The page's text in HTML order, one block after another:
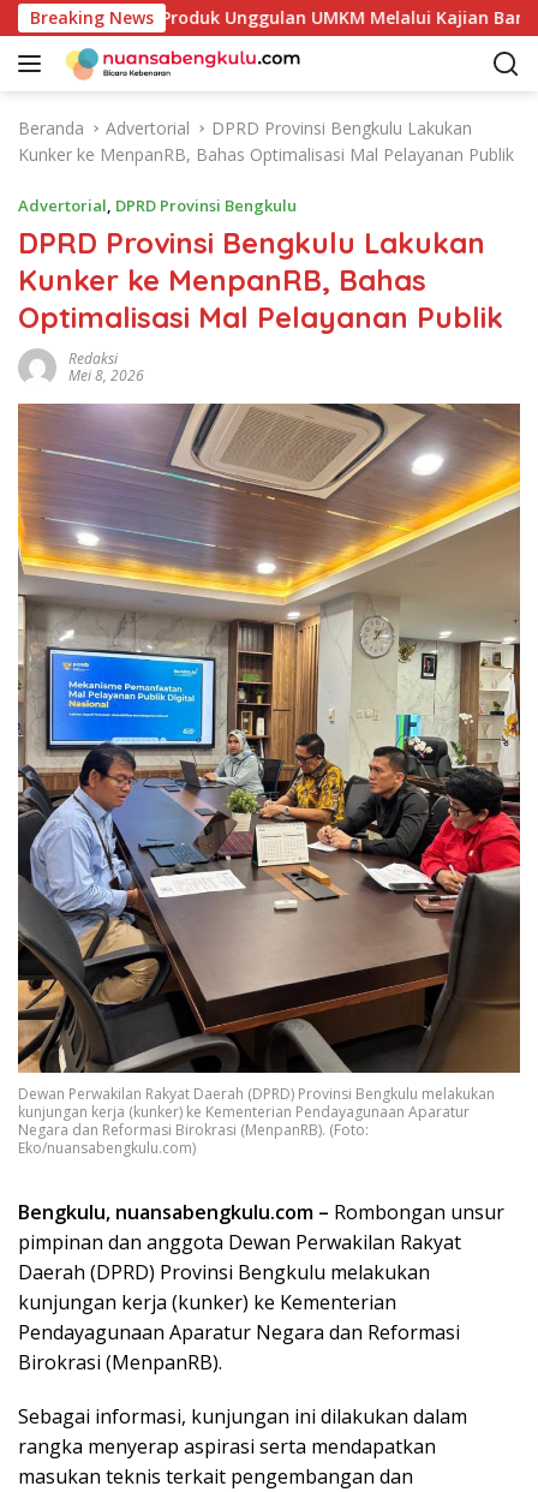
a
Breaking News
Potensi Produk Unggulan UMKM Melalui Kajian Bank
Beranda Advertorial
DPRD Provinsi Bengkulu Lakukan
Kunker ke MenpanRB, Bahas Optimalisasi Mal Pelayanan Publik
Advertorial, DPRD Provinsi Bengkulu
DPRD Provinsi Bengkulu Lakukan
Kunker ke MenpanRB, Bahas
Optimalisasi Mal Pelayanan Publik
Redaksi
Mei 8, 2026
Dewan Perwakilan Rakyat Daerah (DPRD) Provinsi Bengkulu melakukan
kunjungan kerja (kunker) ke Kementerian Pendayagunaan Aparatur
Negara dan Reformasi Birokrasi (MenpanRB). (Foto:
Eko/nuansabengkulu.com)
Bengkulu, nuansabengkulu.com – Rombongan unsur
pimpinan dan anggota Dewan Perwakilan Rakyat
Daerah (DPRD) Provinsi Bengkulu melakukan
kunjungan kerja (kunker) ke Kementerian
Pendayagunaan Aparatur Negara dan Reformasi
Birokrasi (MenpanRB).
Sebagai informasi, kunjungan ini dilakukan dalam
rangka menyerap aspirasi serta mendapatkan
masukan teknis terkait pengembangan dan